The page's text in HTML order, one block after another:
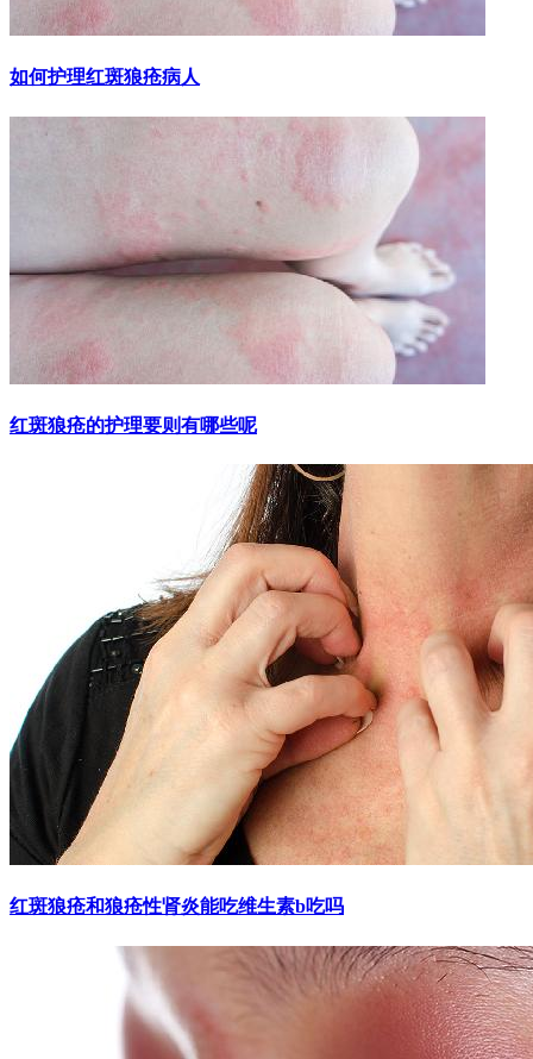
如何护理红斑狼疮病人
红斑狼疮的护理要则有哪些呢
红斑狼疮和狼疮性肾炎能吃维生素b吃吗